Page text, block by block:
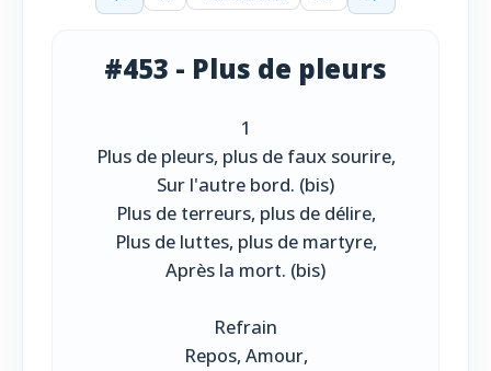
#453 - Plus de pleurs
1
Plus de pleurs, plus de faux sourire,
Sur l'autre bord. (bis)
Plus de terreurs, plus de délire,
Plus de luttes, plus de martyre,
Après la mort. (bis)
Refrain
Repos, Amour,